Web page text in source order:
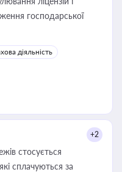
господарської
діяльність
+2
стосується
сплачуються за